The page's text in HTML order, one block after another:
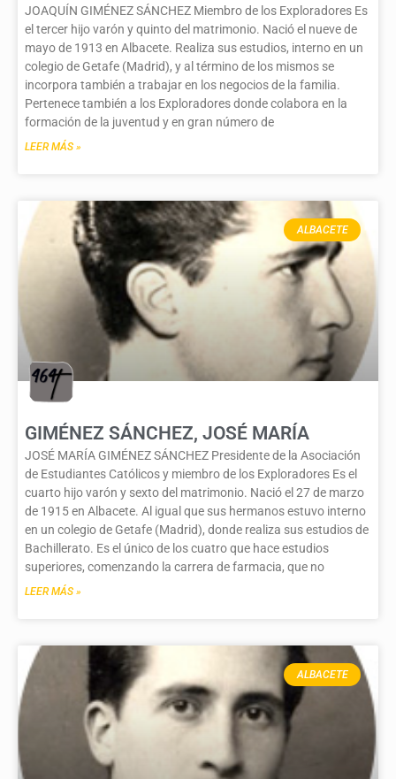
JOAQUÍN GIMÉNEZ SÁNCHEZ Miembro de los Exploradores Es
el tercer hijo varón y quinto del matrimonio. Nació el nueve de
mayo de 1913 en Albacete. Realiza sus estudios, interno en un
colegio de Getafe (Madrid), y al término de los mismos se
incorpora también a trabajar en los negocios de la familia.
Pertenece también a los Exploradores donde colabora en la
formación de la juventud y en gran número de
LEER MÁS »
ALBACETE
GIMÉNEZ SÁNCHEZ, JOSÉ MARÍA
JOSÉ MARÍA GIMÉNEZ SÁNCHEZ Presidente de la Asociación
de Estudiantes Católicos y miembro de los Exploradores Es el
cuarto hijo varón y sexto del matrimonio. Nació el 27 de marzo
de 1915 en Albacete. Al igual que sus hermanos estuvo interno
en un colegio de Getafe (Madrid), donde realiza sus estudios de
Bachillerato. Es el único de los cuatro que hace estudios
superiores, comenzando la carrera de farmacia, que no
LEER MÁS »
ALBACETE